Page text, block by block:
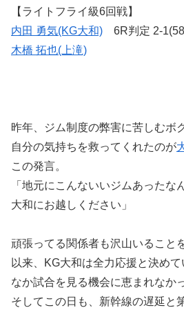
【ライトフライ級6回戦】
内田 勇気(KG大和) 6R判定 2-
木橋 拓也(上滝)
昨年、ジム制度の弊害に苦しむボ
自分の気持ちを救ってくれたのが
この発言。
「地元にこんないいジムあったな
大和にお越しください」
頑張ってる関係者も沢山いること
以来、KG大和は全力応援と決め
なか試合を見る機会に恵まれなか
そしてこの日も、新幹線の遅延と